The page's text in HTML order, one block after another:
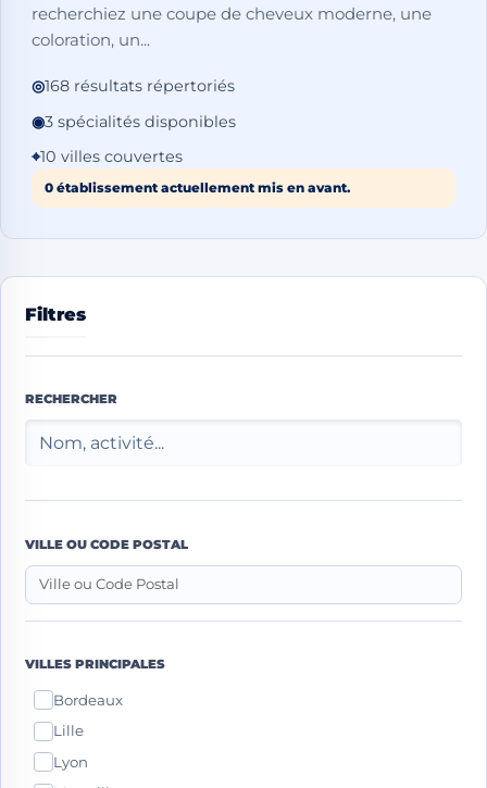
recherchiez une coupe de cheveux moderne, une
coloration, un...
◎168 résultats répertoriés
◉3 spécialités disponibles
⌖10 villes couvertes
0 établissement actuellement mis en avant.
Filtres
RECHERCHER
VILLE OU CODE POSTAL
VILLES PRINCIPALES
Bordeaux
Lille
Lyon